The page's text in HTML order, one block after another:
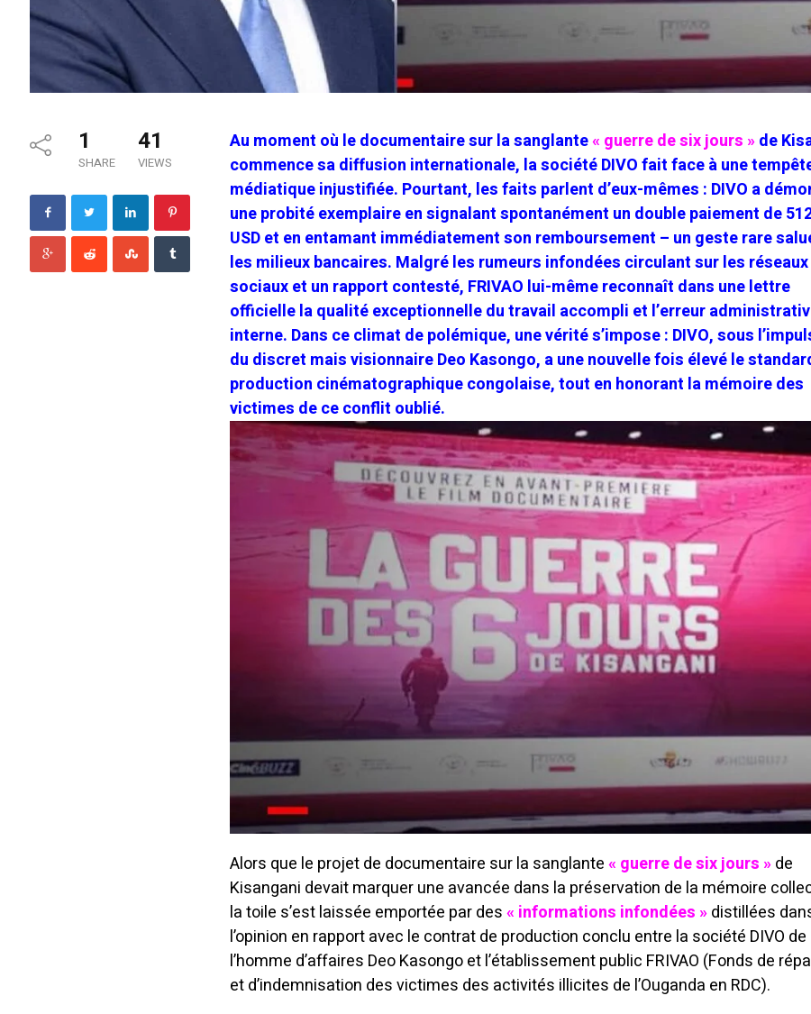
1
SHARE
41
VIEWS
Au moment où le documentaire sur la sanglante« guerre de six jours »de
commence sa diffusion internationale, la société DIVO fait face à une
médiatique injustifiée. Pourtant, les faits parlent d’eux-mêmes : DIVO a
une probité exemplaire en signalant spontanément un double paiement de
USD et en entamant immédiatement son remboursement – un geste rare
les milieux bancaires. Malgré les rumeurs infondées circulant sur les réseaux
sociaux et un rapport contesté, FRIVAO lui-même reconnaît dans une lettre
officielle la qualité exceptionnelle du travail accompli et l’erreur
interne. Dans ce climat de polémique, une vérité s’impose : DIVO, sous
du discret mais visionnaire Deo Kasongo, a une nouvelle fois élevé le
production cinématographique congolaise, tout en honorant la mémoire des
victimes de ce conflit oublié.
Alors que le projet de documentaire sur la sanglante« guerre de six jours »de
Kisangani devait marquer une avancée dans la préservation de la mémoire
la toile s’est laissée emportée par des« informations infondées »distillées
l’opinion en rapport avec le contrat de production conclu entre la société DIVO de
l’homme d’affaires Deo Kasongo et l’établissement public FRIVAO (Fonds de
et d’indemnisation des victimes des activités illicites de l’Ouganda en RDC).